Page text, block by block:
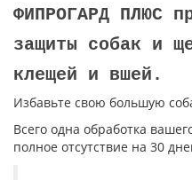
ФИПРОГАРД ПЛЮС
защиты собак и
клещей и вшей.
Избавьте свою большую
Всего одна обработка
полное отсутствие на 30